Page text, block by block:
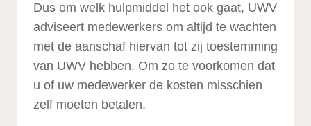
Dus om welk hulpmiddel het ook gaat, UWV
adviseert medewerkers om altijd te wachten
met de aanschaf hiervan tot zij toestemming
van UWV hebben. Om zo te voorkomen dat
u of uw medewerker de kosten misschien
zelf moeten betalen.